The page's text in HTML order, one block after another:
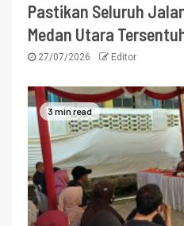
Pastikan Seluruh
Medan Utara
27/07/2026 Editor
3 min read